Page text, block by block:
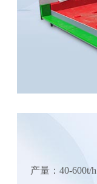
产量：40-600t/h